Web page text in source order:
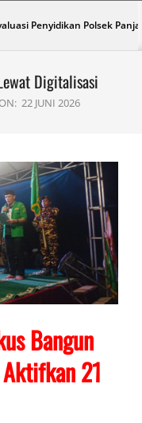
Penyidikan Polsek
Digitalisasi
ON: 22 JUNI 2026
Bangun
21